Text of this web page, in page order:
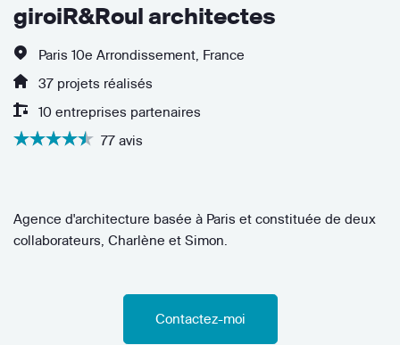
giroiR&Roul architectes
Paris 10e Arrondissement, France
37 projets réalisés
10 entreprises partenaires
77 avis
Agence d'architecture basée à Paris et constituée de deux
collaborateurs, Charlène et Simon.
Contactez-moi